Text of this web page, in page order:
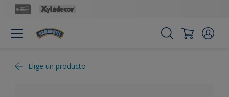
Elige un producto